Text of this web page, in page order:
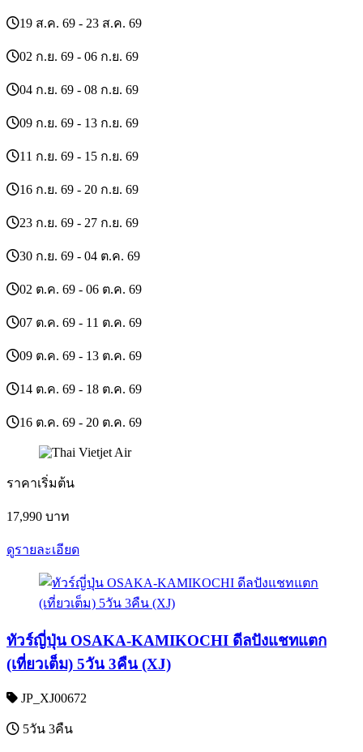
19 ส.ค. 69 - 23 ส.ค. 69
02 ก.ย. 69 - 06 ก.ย. 69
04 ก.ย. 69 - 08 ก.ย. 69
09 ก.ย. 69 - 13 ก.ย. 69
11 ก.ย. 69 - 15 ก.ย. 69
16 ก.ย. 69 - 20 ก.ย. 69
23 ก.ย. 69 - 27 ก.ย. 69
30 ก.ย. 69 - 04 ต.ค. 69
02 ต.ค. 69 - 06 ต.ค. 69
07 ต.ค. 69 - 11 ต.ค. 69
09 ต.ค. 69 - 13 ต.ค. 69
14 ต.ค. 69 - 18 ต.ค. 69
16 ต.ค. 69 - 20 ต.ค. 69
ราคาเริ่มต้น
17,990 บาท
ดูรายละเอียด
ทัวร์ญี่ปุ่น OSAKA-KAMIKOCHI ดีลปังแชทแตก
(เที่ยวเต็ม) 5วัน 3คืน (XJ)
JP_XJ00672
5วัน 3คืน